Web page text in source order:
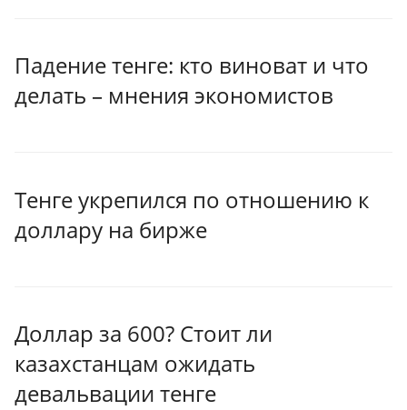
Падение тенге: кто виноват и что
делать – мнения экономистов
Тенге укрепился по отношению к
доллару на бирже
Доллар за 600? Стоит ли
казахстанцам ожидать
девальвации тенге